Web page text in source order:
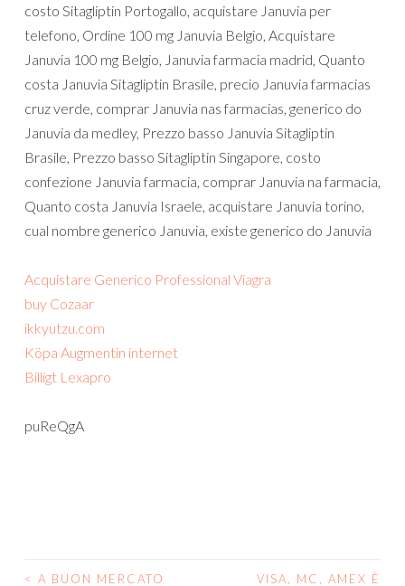
costo Sitagliptin Portogallo, acquistare Januvia per
telefono, Ordine 100 mg Januvia Belgio, Acquistare
Januvia 100 mg Belgio, Januvia farmacia madrid, Quanto
costa Januvia Sitagliptin Brasile, precio Januvia farmacias
cruz verde, comprar Januvia nas farmacias, generico do
Januvia da medley, Prezzo basso Januvia Sitagliptin
Brasile, Prezzo basso Sitagliptin Singapore, costo
confezione Januvia farmacia, comprar Januvia na farmacia,
Quanto costa Januvia Israele, acquistare Januvia torino,
cual nombre generico Januvia, existe generico do Januvia
Acquistare Generico Professional Viagra
buy Cozaar
ikkyutzu.com
Köpa Augmentin internet
Billigt Lexapro
puReQgA
< A BUON MERCATO VISA, MC, AMEX È